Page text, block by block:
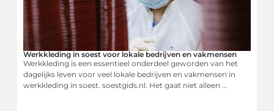
Werkkleding in soest voor lokale bedrijven en vakmensen
Werkkleding is een essentieel onderdeel geworden van het
dagelijks leven voor veel lokale bedrijven en vakmensen in
werkkleding in soest. soestgids.nl. Het gaat niet alleen ...